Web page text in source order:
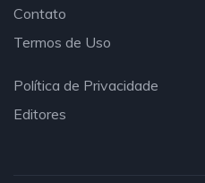
Contato
Termos de Uso
Política de Privacidade
Editores